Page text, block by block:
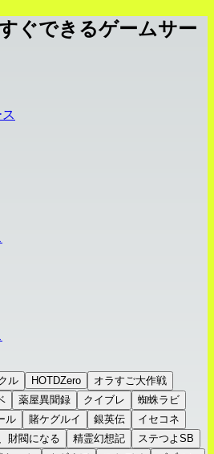
ぐできるゲームサー
ル HOTDZero
オラすご大作戦
薬屋異聞録 クイブレ
蜘蛛ラビ
ル 賭ケグルイ 銀英伝
イセコネ
財閥になる 精霊幻想記
ステつよSB